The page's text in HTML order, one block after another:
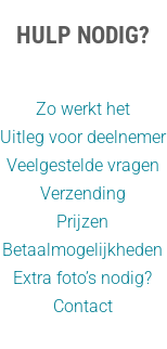
HULP NODIG?
Zo werkt het
Uitleg voor deelnemer
Veelgestelde vragen
Verzending
Prijzen
Betaalmogelijkheden
Extra foto’s nodig?
Contact